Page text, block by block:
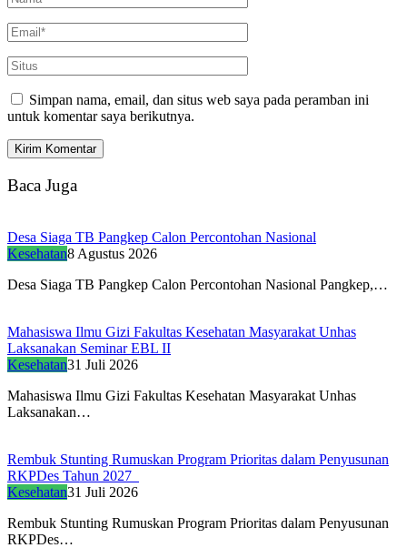
Simpan nama, email, dan situs web saya pada peramban ini
untuk komentar saya berikutnya.
Baca Juga
Desa Siaga TB Pangkep Calon Percontohan Nasional
Kesehatan8 Agustus 2026
Desa Siaga TB Pangkep Calon Percontohan Nasional Pangkep,…
Mahasiswa Ilmu Gizi Fakultas Kesehatan Masyarakat Unhas
Laksanakan Seminar EBL II
Kesehatan31 Juli 2026
Mahasiswa Ilmu Gizi Fakultas Kesehatan Masyarakat Unhas
Laksanakan…
Rembuk Stunting Rumuskan Program Prioritas dalam Penyusunan
RKPDes Tahun 2027
Kesehatan31 Juli 2026
Rembuk Stunting Rumuskan Program Prioritas dalam Penyusunan
RKPDes…